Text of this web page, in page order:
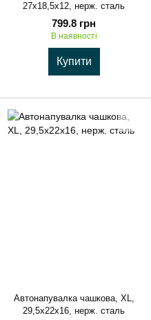
27x18,5x12, нерж. сталь
799.8 грн
В наявності
Купити
Автонапувалка чашкова, XL,
29,5x22x16, нерж. сталь